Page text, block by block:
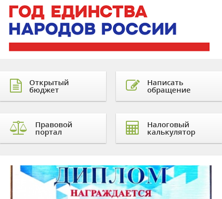
Открытый
бюджет
Правовой
портал
Написать
обращение
Налоговый
калькулятор